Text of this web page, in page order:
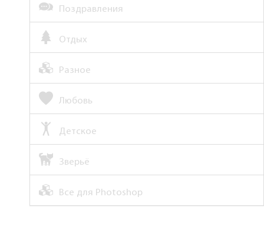
Поздравления
Отдых
Разное
Любовь
Детское
Зверьё
Все для Photoshop